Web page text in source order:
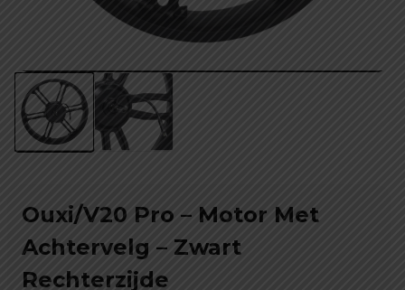
Ouxi/V20 Pro – Motor Met
Achtervelg – Zwart
Rechterzijde